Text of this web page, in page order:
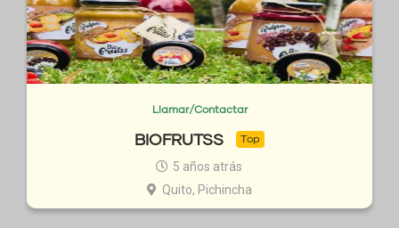
Llamar/Contactar
BIOFRUTSS Top
5 años atrás
Quito, Pichincha